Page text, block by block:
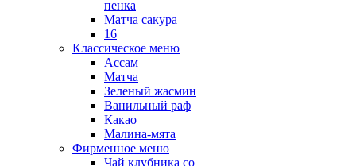
пенка
Матча сакура
16
Классическое меню
Ассам
Матча
Зеленый жасмин
Ванильный раф
Какао
Малина-мята
Фирменное меню
Чай клубника со